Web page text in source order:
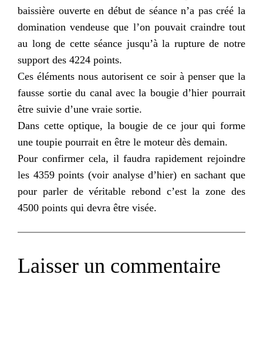
baissière ouverte en début de séance n’a pas créé la
domination vendeuse que l’on pouvait craindre tout
au long de cette séance jusqu’à la rupture de notre
support des 4224 points.
Ces éléments nous autorisent ce soir à penser que la
fausse sortie du canal avec la bougie d’hier pourrait
être suivie d’une vraie sortie.
Dans cette optique, la bougie de ce jour qui forme
une toupie pourrait en être le moteur dès demain.
Pour confirmer cela, il faudra rapidement rejoindre
les 4359 points (voir analyse d’hier) en sachant que
pour parler de véritable rebond c’est la zone des
4500 points qui devra être visée.
Laisser un commentaire